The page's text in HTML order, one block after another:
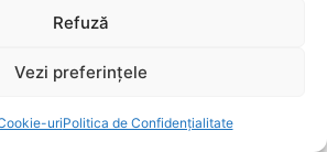
Refuză
Vezi preferințele
uriPolitica de Confidențialitate